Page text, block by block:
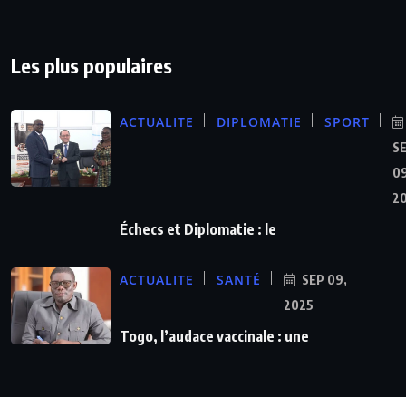
Les plus populaires
ACTUALITE DIPLOMATIE SPORT
Échecs et Diplomatie : le
ACTUALITE SANTÉ
SEP 09,
2025
Togo, l’audace vaccinale : une